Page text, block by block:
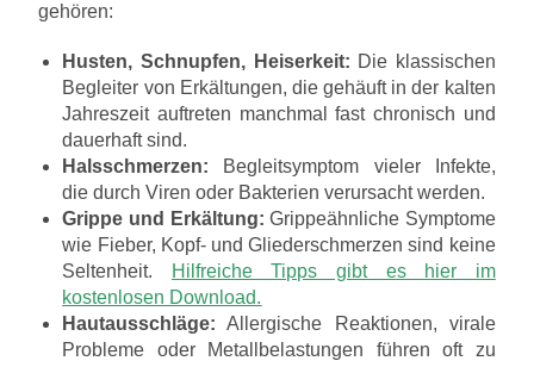
gehören:
Husten, Schnupfen, Heiserkeit: Die klassischen
Begleiter von Erkältungen, die gehäuft in der kalten
Jahreszeit auftreten manchmal fast chronisch und
dauerhaft sind.
Halsschmerzen: Begleitsymptom vieler Infekte,
die durch Viren oder Bakterien verursacht werden.
Grippe und Erkältung: Grippeähnliche Symptome
wie Fieber, Kopf- und Gliederschmerzen sind keine
Seltenheit.
Hilfreiche Tipps gibt es hier im
kostenlosen Download.
Hautausschläge: Allergische Reaktionen, virale
Probleme oder Metallbelastungen führen oft zu